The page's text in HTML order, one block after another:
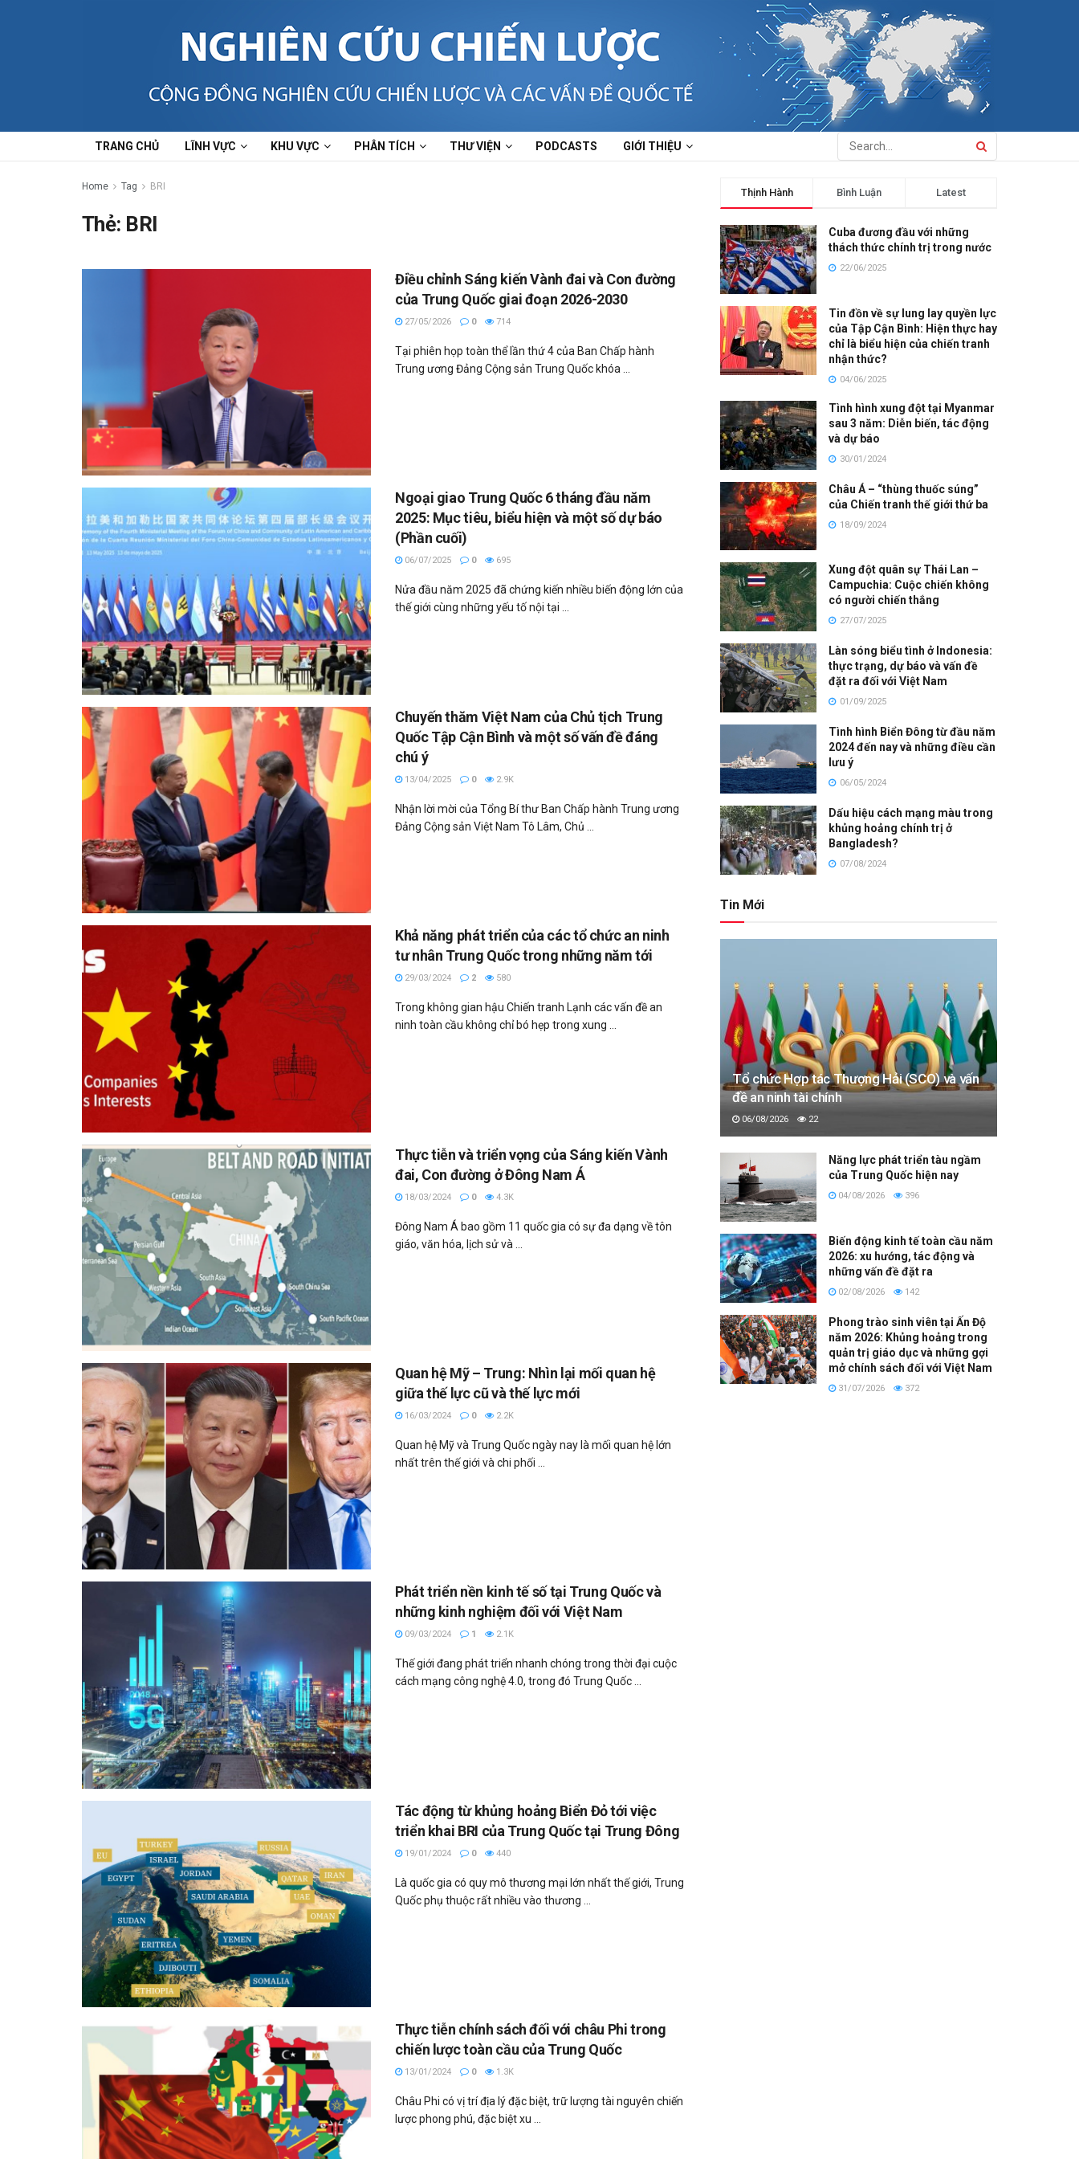
TRANG CHỦ LĨNH VỰC KHU VỰC PHÂN TÍCH THƯ VIỆN PODCASTS GIỚI THIỆU
Home Tag BRI
Thẻ: BRI
Điều chỉnh Sáng kiến Vành đai và Con đường
của Trung Quốc giai đoạn 2026-2030
27/05/2026 0 714
Tại phiên họp toàn thể lần thứ 4 của Ban Chấp hành
Trung ương Đảng Cộng sản Trung Quốc khóa ...
Ngoại giao Trung Quốc 6 tháng đầu năm
2025: Mục tiêu, biểu hiện và một số dự báo
(Phần cuối)
06/07/2025 0 695
Nửa đầu năm 2025 đã chứng kiến nhiều biến động lớn của
thế giới cùng những yếu tố nội tại ...
Chuyến thăm Việt Nam của Chủ tịch Trung
Quốc Tập Cận Bình và một số vấn đề đáng
chú ý
13/04/2025 0 2.9K
Nhận lời mời của Tổng Bí thư Ban Chấp hành Trung ương
Đảng Cộng sản Việt Nam Tô Lâm, Chủ ...
Khả năng phát triển của các tổ chức an ninh
tư nhân Trung Quốc trong những năm tới
29/03/2024 2 580
Trong không gian hậu Chiến tranh Lạnh các vấn đề an
ninh toàn cầu không chỉ bó hẹp trong xung ...
Thực tiễn và triển vọng của Sáng kiến Vành
đai, Con đường ở Đông Nam Á
18/03/2024 0 4.3K
Đông Nam Á bao gồm 11 quốc gia có sự đa dạng về tôn
giáo, văn hóa, lịch sử và ...
Quan hệ Mỹ – Trung: Nhìn lại mối quan hệ
giữa thế lực cũ và thế lực mới
16/03/2024 0 2.2K
Quan hệ Mỹ và Trung Quốc ngày nay là mối quan hệ lớn
nhất trên thế giới và chi phối ...
Phát triển nền kinh tế số tại Trung Quốc và
những kinh nghiệm đối với Việt Nam
09/03/2024 1 2.1K
Thế giới đang phát triển nhanh chóng trong thời đại cuộc
cách mạng công nghệ 4.0, trong đó Trung Quốc ...
Tác động từ khủng hoảng Biển Đỏ tới việc
triển khai BRI của Trung Quốc tại Trung Đông
19/01/2024 0 440
Là quốc gia có quy mô thương mại lớn nhất thế giới, Trung
Quốc phụ thuộc rất nhiều vào thương ...
Thực tiễn chính sách đối với châu Phi trong
chiến lược toàn cầu của Trung Quốc
13/01/2024 0 1.3K
Châu Phi có vị trí địa lý đặc biệt, trữ lượng tài nguyên chiến
lược phong phú, đặc biệt xu ...
Thịnh Hành Bình Luận Latest
Cuba đương đầu với những
thách thức chính trị trong nước
22/06/2025
Tin đồn về sự lung lay quyền lực
của Tập Cận Bình: Hiện thực hay
chỉ là biểu hiện của chiến tranh
nhận thức?
04/06/2025
Tình hình xung đột tại Myanmar
sau 3 năm: Diễn biến, tác động
và dự báo
30/01/2024
Châu Á – “thùng thuốc súng”
của Chiến tranh thế giới thứ ba
18/09/2024
Xung đột quân sự Thái Lan –
Campuchia: Cuộc chiến không
có người chiến thắng
27/07/2025
Làn sóng biểu tình ở Indonesia:
thực trạng, dự báo và vấn đề
đặt ra đối với Việt Nam
01/09/2025
Tình hình Biển Đông từ đầu năm
2024 đến nay và những điều cần
lưu ý
06/05/2024
Dấu hiệu cách mạng màu trong
khủng hoảng chính trị ở
Bangladesh?
07/08/2024
Tin Mới
Tổ chức Hợp tác Thượng Hải (SCO) và vấn
đề an ninh tài chính
06/08/2026 22
Năng lực phát triển tàu ngầm
của Trung Quốc hiện nay
04/08/2026 396
Biến động kinh tế toàn cầu năm
2026: xu hướng, tác động và
những vấn đề đặt ra
02/08/2026 142
Phong trào sinh viên tại Ấn Độ
năm 2026: Khủng hoảng trong
quản trị giáo dục và những gợi
mở chính sách đối với Việt Nam
31/07/2026 372